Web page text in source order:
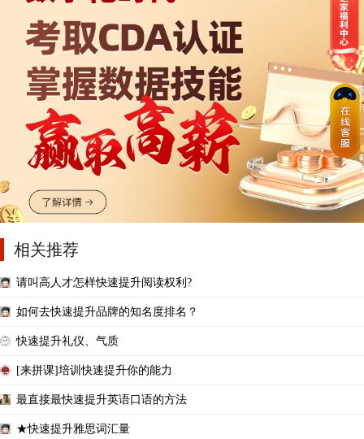
相关推荐
请叫高人才怎样快速提升阅读权利?
如何去快速提升品牌的知名度排名？
快速提升礼仪、气质
[来拼课]培训快速提升你的能力
最直接最快速提升英语口语的方法
★快速提升雅思词汇量